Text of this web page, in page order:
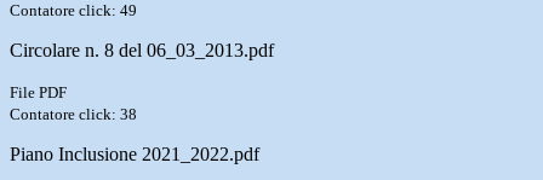
Contatore click: 49
Circolare n. 8 del 06_03_2013.pdf
File PDF
Contatore click: 38
Piano Inclusione 2021_2022.pdf